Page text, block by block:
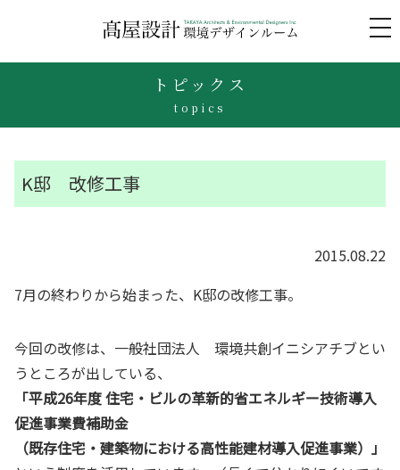
トピックス
topics
K邸 改修工事
2015.08.22
7月の終わりから始まった、K邸の改修工事。
今回の改修は、一般社団法人 環境共創イニシアチブとい
うところが出している、
「平成26年度 住宅・ビルの革新的省エネルギー技術導入
促進事業費補助金
（既存住宅・建築物における高性能建材導入促進事業）」